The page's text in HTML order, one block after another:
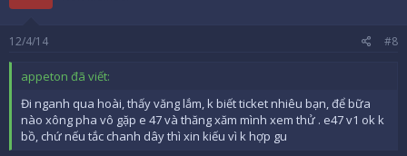
12/4/14 #8
appeton đã viết:
Đi nganh qua hoài, thấy văng lắm, k biết ticket nhiêu bạn, để bữa
nào xông pha vô gặp e 47 và thăng xăm mình xem thử . e47 v1 ok k
bồ, chứ nếu tắc chanh dây thì xin kiếu vì k hợp gu